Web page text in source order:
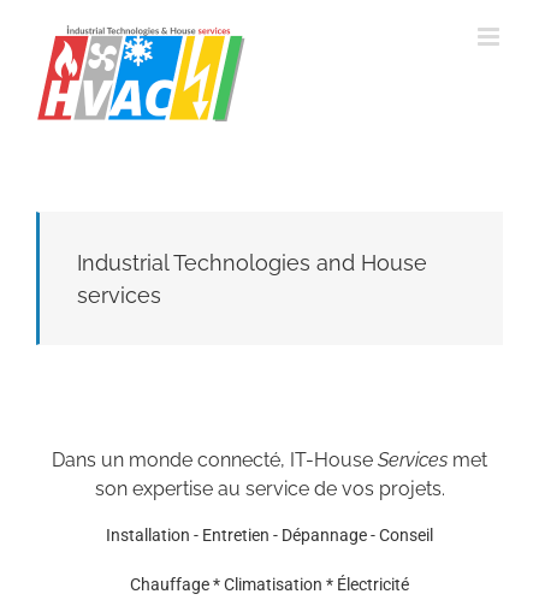
contenu
Industrial Technologies and House
services
Dans un monde connecté, IT-House Services met
son expertise au service de vos projets.
Installation - Entretien - Dépannage - Conseil
Chauffage * Climatisation * Électricité